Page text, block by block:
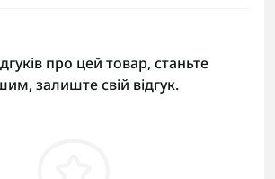
про цей товар, станьте
залиште свій відгук.